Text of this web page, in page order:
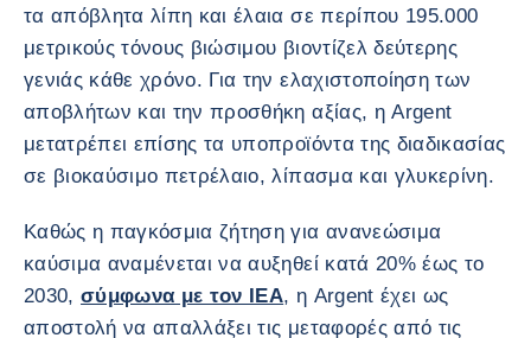
τα απόβλητα λίπη και έλαια σε περίπου 195.000
μετρικούς τόνους βιώσιμου βιοντίζελ δεύτερης
γενιάς κάθε χρόνο. Για την ελαχιστοποίηση των
αποβλήτων και την προσθήκη αξίας, η Argent
μετατρέπει επίσης τα υποπροϊόντα της διαδικασίας
σε βιοκαύσιμο πετρέλαιο, λίπασμα και γλυκερίνη.
Καθώς η παγκόσμια ζήτηση για ανανεώσιμα
καύσιμα αναμένεται να αυξηθεί κατά 20% έως το
2030,σύμφωνα με τον IEA, η Argent έχει ως
αποστολή να απαλλάξει τις μεταφορές από τις